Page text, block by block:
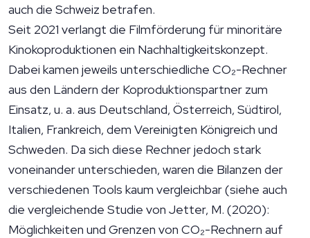
auch die Schweiz betrafen.
Seit 2021 verlangt die Filmförderung für minoritäre
Kinokoproduktionen ein Nachhaltigkeitskonzept.
Dabei kamen jeweils unterschiedliche CO₂-Rechner
aus den Ländern der Koproduktionspartner zum
Einsatz, u. a. aus Deutschland, Österreich, Südtirol,
Italien, Frankreich, dem Vereinigten Königreich und
Schweden. Da sich diese Rechner jedoch stark
voneinander unterschieden, waren die Bilanzen der
verschiedenen Tools kaum vergleichbar (siehe auch
die vergleichende Studie von Jetter, M. (2020):
Möglichkeiten und Grenzen von CO₂-Rechnern auf